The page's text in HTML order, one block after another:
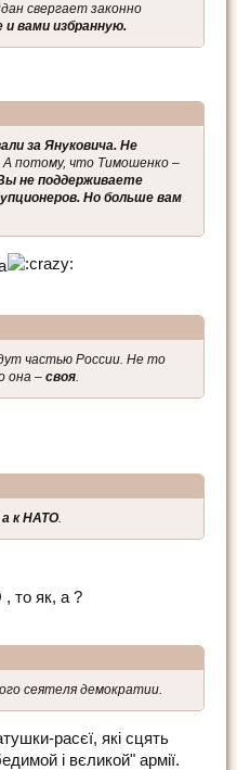
свергает законно
вами избранную.
за Януковича. Не
А потому, что Тимошенко –
не поддерживаете
Но больше вам
частью России. Не то
она – своя
а к НАТО.
то як, а ?
сеятеля демократии.
расєї, які сцять
і вєликой" армії.